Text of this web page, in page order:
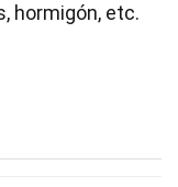
hormigón, etc.